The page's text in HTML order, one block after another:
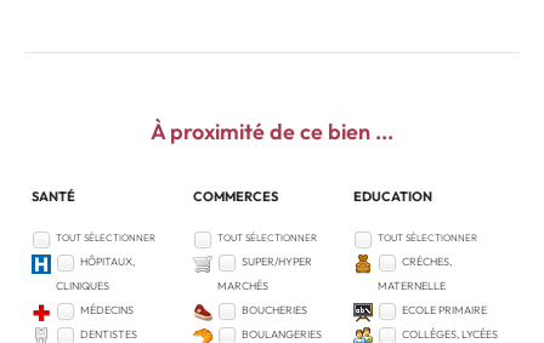
À proximitéde ce bien ...
SANTÉ
TOUT SÉLECTIONNER
HÔPITAUX,
CLINIQUES
MÉDECINS
DENTISTES
COMMERCES
TOUT SÉLECTIONNER
SUPER/HYPER
MARCHÉS
BOUCHERIES
BOULANGERIES
EDUCATION
TOUT SÉLECTIONNER
CRÈCHES,
MATERNELLE
ECOLE PRIMAIRE
COLLÈGES, LYCÉES